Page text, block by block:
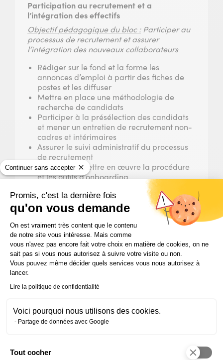
Continuer sans accepter
Promis, c'est la dernière fois
qu'on vous demande
Plateforme de Gestion du
On est vraiment très content que le contenu
de notre site vous intéresse. Mais comme
vous n'avez pas encore fait votre choix en matière de cookies, on ne
sait pas si vous nous autorisez à suivre votre visite ou non.
Vous pouvez même décider quels services vous nous autorisez à
lancer.
Lire la politique de confidentialité
Voici pourquoi nous utilisons des cookies.
Partage de données avec Google
Tout cocher
Participation au recrutement et a
l’intégration des effectifs
Objectif pédagogique du bloc :Participer au
processus de recrutement et assurer
l’intégration des nouveaux collaborateurs
Rédiger sur le fond et la forme les
annonces d’emploi à partir des fiches de
postes et les diffuser
Mettre en place une méthodologie de
recherche de candidats
Participer à la présélection des candidats
et mener un entretien de recrutement non-
cadres et intérimaires
Assurer le suivi administratif du processus
de recrutement
Anticiper et mettre en œuvre la procédure
et les outils d’onboarding
Mettre en place les actions d’inclusion des
personnes en situation de handicap
Contribution à la mise en œuvre du plan de
développement des compétences des
collaborateurs
Objectif pédagogique du bloc :Mettre en
œuvre le processus de recueil des besoins en
formation, organiser les actions de formation
(planification, convocation, préparation
des documents)
Recenser les besoins de montée en
Présélectionner les prestataires de